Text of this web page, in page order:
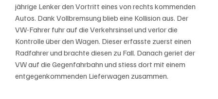
jährige Lenker den Vortritt eines von rechts kommenden
Autos. Dank Vollbremsung blieb eine Kollision aus. Der
VW-Fahrer fuhr auf die Verkehrsinsel und verlor die
Kontrolle über den Wagen. Dieser erfasste zuerst einen
Radfahrer und brachte diesen zu Fall. Danach geriet der
VW auf die Gegenfahrbahn und stiess dort mit einem
entgegenkommenden Lieferwagen zusammen.